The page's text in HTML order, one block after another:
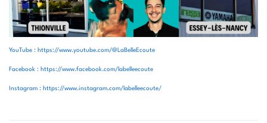
YouTube : https://www.youtube.com/@LaBelleEcoute
Facebook : https://www.facebook.com/labelleecoute
Instagram : https://www.instagram.com/labelleecoute/